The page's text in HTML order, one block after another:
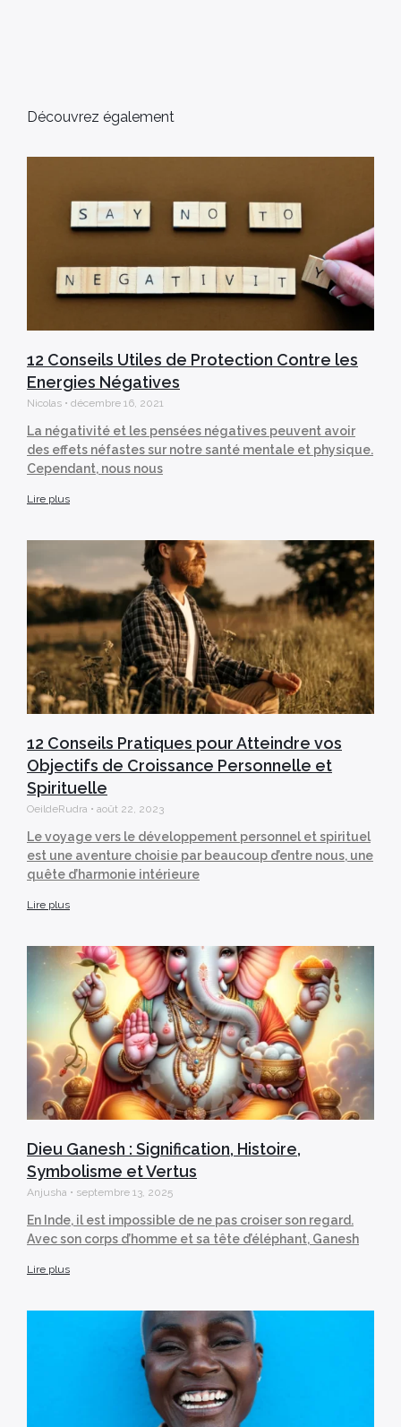
Découvrez également
12 Conseils Utiles de Protection Contre les
Energies Négatives
Nicolas décembre 16, 2021
La négativité et les pensées négatives peuvent avoir
des effets néfastes sur notre santé mentale et physique.
Cependant, nous nous
Lire plus
12 Conseils Pratiques pour Atteindre vos
Objectifs de Croissance Personnelle et
Spirituelle
OeildeRudra août 22, 2023
Le voyage vers le développement personnel et spirituel
est une aventure choisie par beaucoup d’entre nous, une
quête d’harmonie intérieure
Lire plus
Dieu Ganesh : Signification, Histoire,
Symbolisme et Vertus
Anjusha septembre 13, 2025
En Inde, il est impossible de ne pas croiser son regard.
Avec son corps d’homme et sa tête d’éléphant, Ganesh
Lire plus